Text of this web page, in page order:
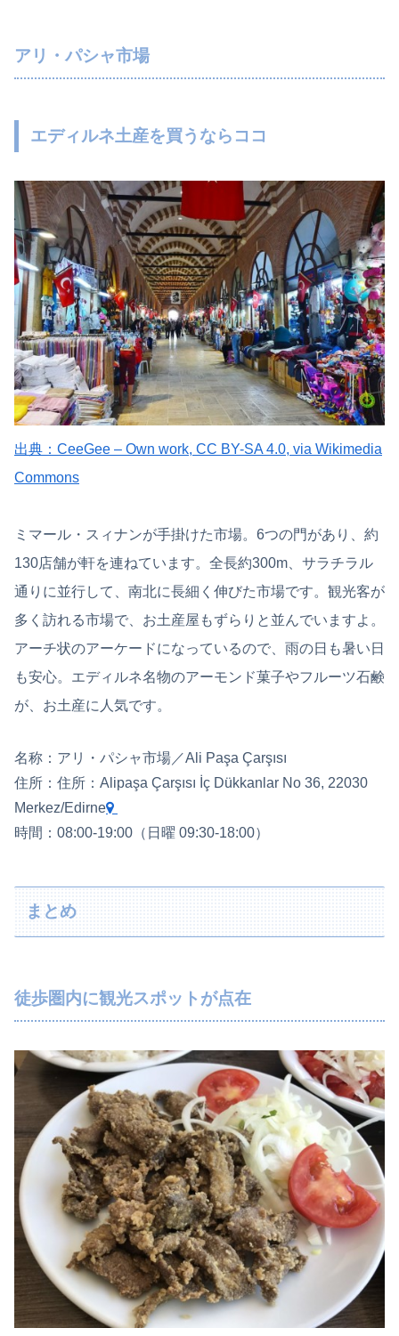
アリ・パシャ市場
エディルネ土産を買うならココ
出典：CeeGee – Own work, CC BY-SA 4.0, via Wikimedia
Commons
ミマール・スィナンが手掛けた市場。6つの門があり、約
130店舗が軒を連ねています。全長約300m、サラチラル
通りに並行して、南北に長細く伸びた市場です。観光客が
多く訪れる市場で、お土産屋もずらりと並んでいますよ。
アーチ状のアーケードになっているので、雨の日も暑い日
も安心。エディルネ名物のアーモンド菓子やフルーツ石鹸
が、お土産に人気です。
名称：アリ・パシャ市場／Ali Paşa Çarşısı
住所：住所：Alipaşa Çarşısı İç Dükkanlar No 36, 22030
Merkez/Edirne
時間：08:00-19:00（日曜 09:30-18:00）
まとめ
徒歩圏内に観光スポットが点在